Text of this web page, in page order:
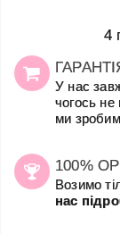
4
У нас
чогось не
ми
100%
Возимо
нас